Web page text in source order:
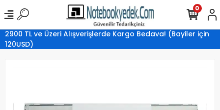
2900 TL ve Üzeri Alışverişlerde Kargo Bedava! (Bayiler için
120USD)
0